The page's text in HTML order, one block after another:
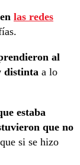
las redes
al
distinta a lo
estaba
que no
si se hizo